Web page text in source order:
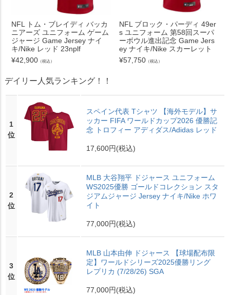
NFL トム・ブレイディ バッカ
ニアーズ ユニフォーム ゲーム
ジャージ Game Jersey ナイ
キ/Nike レッド 23nplf
¥42,900 （税込）
NFL ブロック・パーディ 49er
s ユニフォーム 第58回スーパ
ーボウル進出記念 Game Jers
ey ナイキ/Nike スカーレット
¥57,750 （税込）
デイリー人気ランキング！！
1
位
スペイン代表 Tシャツ 【海外モデル】サ
ッカー FIFA ワールドカップ2026 優勝記
念 トロフィー アディダス/Adidas レッド
17,600円(税込)
2
位
MLB 大谷翔平 ドジャース ユニフォーム
WS2025優勝 ゴールドコレクション スタ
ジアムジャージ Jersey ナイキ/Nike ホワ
イト
77,000円(税込)
3
位
MLB 山本由伸 ドジャース 【球場配布限
定】ワールドシリーズ2025優勝リング
レプリカ (7/28/26) SGA
77,000円(税込)